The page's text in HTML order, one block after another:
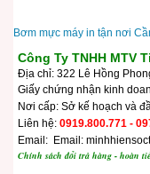
Bơm mực máy in tận nơi
Công Ty TNHH MTV
Địa chỉ: 322 Lê Hồng
Giấy chứng nhận kinh
Nơi cấp: Sở kế hoạch và
Liên hệ: 0919.800.771 -
Email: Email:
Chính sách đổi trả hàng - hoàn